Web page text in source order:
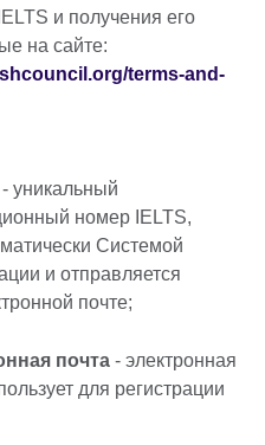
и получения его
на сайте:
terms-and-
- уникальный
номер IELTS,
Системой
и отправляется
почте;
почта - электронная
для регистрации